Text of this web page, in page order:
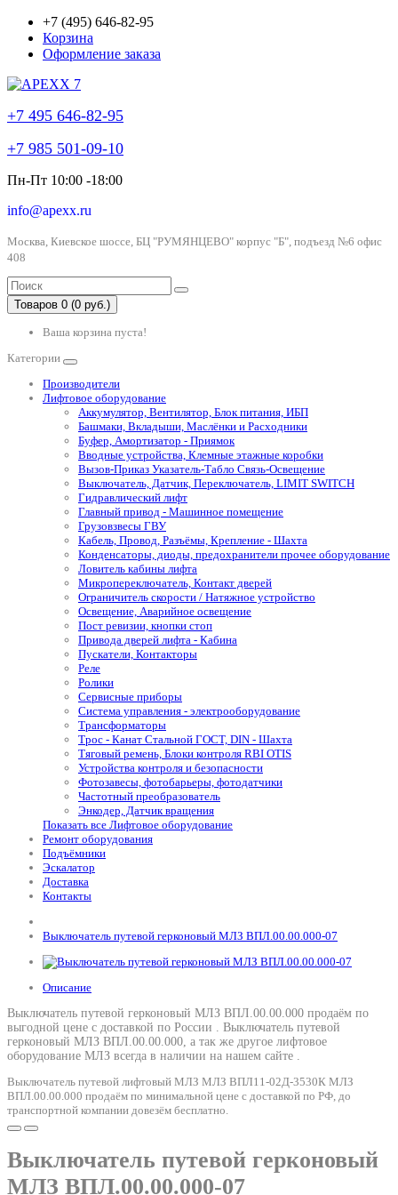
+7 (495) 646-82-95
Корзина
Оформление заказа
+7 495 646-82-95
+7 985 501-09-10
Пн-Пт 10:00 -18:00
info@apexx.ru
Москва, Киевское шоссе, БЦ "РУМЯНЦЕВО" корпус "Б", подъезд №6 офис
408
Товаров 0 (0 руб.)
Ваша корзина пуста!
Категории
Производители
Лифтовое оборудование
Аккумулятор, Вентилятор, Блок питания, ИБП
Башмаки, Вкладыши, Маслёнки и Расходники
Буфер, Амортизатор - Приямок
Вводные устройства, Клемные этажные коробки
Вызов-Приказ Указатель-Табло Связь-Освещение
Выключатель, Датчик, Переключатель, LIMIT SWITCH
Гидравлический лифт
Главный привод - Машинное помещение
Грузовзвесы ГВУ
Кабель, Провод, Разъёмы, Крепление - Шахта
Конденсаторы, диоды, предохранители прочее оборудование
Ловитель кабины лифта
Микропереключатель, Контакт дверей
Ограничитель скорости / Натяжное устройство
Освещение, Аварийное освещение
Пост ревизии, кнопки стоп
Привода дверей лифта - Кабина
Пускатели, Контакторы
Реле
Ролики
Сервисные приборы
Система управления - электрооборудование
Трансформаторы
Трос - Канат Стальной ГОСТ, DIN - Шахта
Тяговый ремень, Блоки контроля RBI OTIS
Устройства контроля и безопасности
Фотозавесы, фотобарьеры, фотодатчики
Частотный преобразователь
Энкодер, Датчик вращения
Показать все Лифтовое оборудование
Ремонт оборудования
Подъёмники
Эскалатор
Доставка
Контакты
Выключатель путевой герконовый МЛЗ ВПЛ.00.00.000-07
Описание
Выключатель путевой герконовый МЛЗ ВПЛ.00.00.000 продаём по
выгодной цене с доставкой по России . Выключатель путевой
герконовый МЛЗ ВПЛ.00.00.000, а так же другое лифтовое
оборудование МЛЗ всегда в наличии на нашем сайте .
Выключатель путевой лифтовый МЛЗ МЛЗ ВПЛ11-02Д-3530К МЛЗ
ВПЛ.00.00.000 продаём по минимальной цене с доставкой по РФ, до
транспортной компании довезём бесплатно.
Выключатель путевой герконовый
МЛЗ ВПЛ.00.00.000-07